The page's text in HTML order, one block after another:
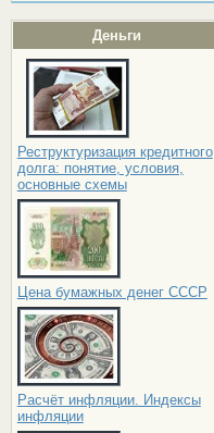
Деньги
Реструктуризация кредитного
долга: понятие, условия,
основные схемы
Цена бумажных денег СССР
Расчёт инфляции. Индексы
инфляции